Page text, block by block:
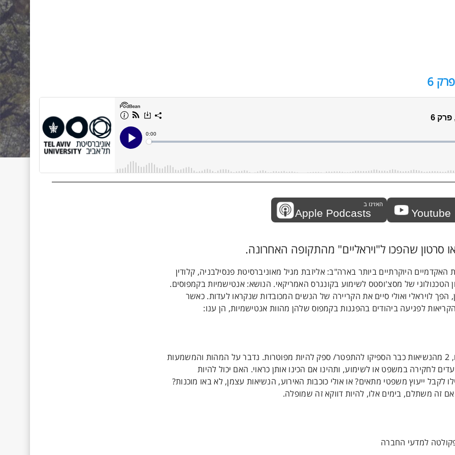
6
Youtube
האזינו ב
Apple Podcasts
שהפכו ל"ויראליים" מהתקופה האחרונה.
נקראו 3 הנשיאות של 3 המוסדות האקדמיים היוקרתיים ביותר בארה"ב: אליזבת מגיל מאוניברסיטת פנסילבניה, קלודין
הטכנולוגי של מסצ'וסטס לשימוע בקונגרס האמריקאי. הנושא: אנטישמיות בקמפוסים.
בזכרון, הפך לויראלי ואולי סיים את הקריירה של הנשים המכובדות שנקראו לעדות. כאשר
מאז ועד להקלטת הפרק הזה של הפודקאסט שלנו, 2 מהנשיאות כבר הספיקו להתפטר/ ספק להיות מפוטרות. נדבר על המהות והמשמעות
לחקירה במשפט או לשימוע, ותהינו אם הכינו אותן כראוי. האם יכול להיות
לקבל ייעוץ משפטי מתאים? או אולי כוכבות האירוע, הנשיאות עצמן, לא באו מוכנות?